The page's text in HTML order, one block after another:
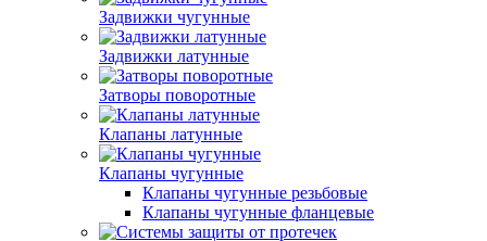
Задвижки чугунные
Задвижки латунные
Затворы поворотные
Клапаны латунные
Клапаны чугунные
Клапаны чугунные резьбовые
Клапаны чугунные фланцевые